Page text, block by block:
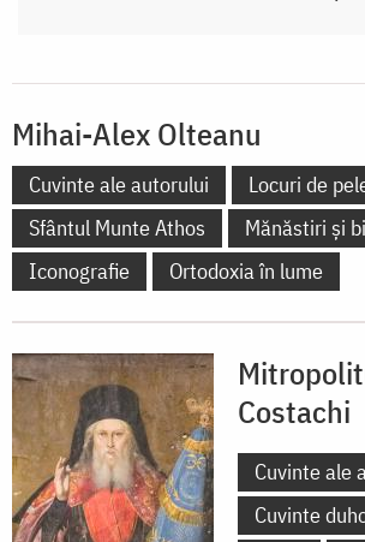
Mihai-Alex Olteanu
Cuvinte ale autorului
Locuri de
Sfântul Munte Athos
Mănăstiri și
Iconografie
Ortodoxia în lume
Costachi
Cuvinte ale
Cuvinte